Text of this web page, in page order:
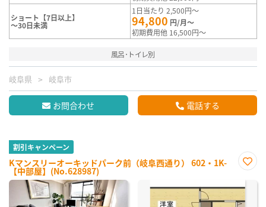
ショート【7日以上】
～30日未満
1日当たり 2,500円～
94,800 円/月～
初期費用他 16,500円～
風呂･トイレ別
岐阜県 岐阜市
お問合わせ 電話する
割引キャンペーン
Kマンスリーオーキッドパーク前（岐阜西通り） 602・1K-
【中部屋】(No.628987)
に入
り登
録